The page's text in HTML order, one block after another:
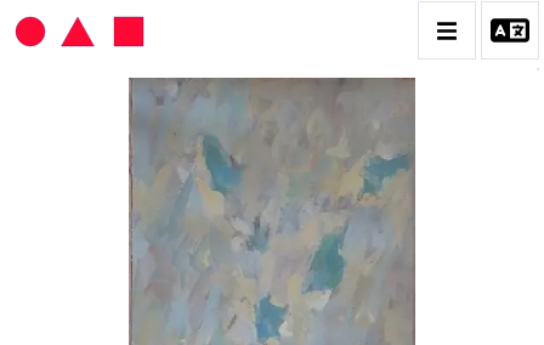
HANS SEILER
BIOGRAPHIE
CATALOGUE DES OEUVRES